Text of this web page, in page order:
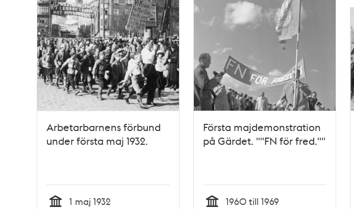
Arbetarbarnens förbund
under första maj 1932.
1 maj 1932
Första majdemonstration
på Gärdet. ""FN för fred.""
1960 till 1969